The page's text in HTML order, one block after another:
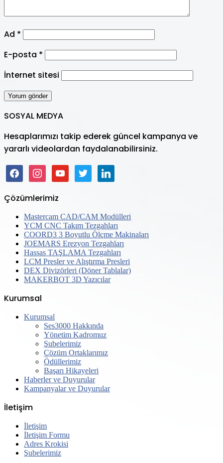
Ad *
E-posta *
İnternet sitesi
SOSYAL MEDYA
Hesaplarımızı takip ederek güncel kampanya ve
yararlı videolardan faydalanabilirsiniz.
facebookinstagramyoutubetwitter linkedin
Çözümlerimiz
Mastercam CAD/CAM Modülleri
YCM CNC Takım Tezgahları
COORD3 3 Boyutlu Ölçme Makinaları
JOEMARS Erezyon Tezgahları
Hassas TAŞLAMA Tezgahları
LCM Presler ve Alıştırma Presleri
DEX Divizörleri (Döner Tablalar)
MAKERBOT 3D Yazıcılar
Kurumsal
Kurumsal
Ses3000 Hakkında
Yönetim Kadromuz
Şubelerimiz
Çözüm Ortaklarımız
Ödüllerimiz
Başarı Hikayeleri
Haberler ve Duyurular
Kampanyalar ve Duyurular
İletişim
İletişim
İletişim Formu
Adres Krokisi
Şubelerimiz